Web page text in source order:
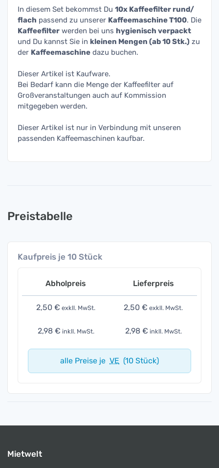
In diesem Set bekommst Du 10x Kaffeefilter rund/
flach passend zu unserer Kaffeemaschine T100. Die
Kaffeefilter werden bei uns hygienisch verpackt
und Du kannst Sie in kleinen Mengen (ab 10 Stk.) zu
der Kaffeemaschine dazu buchen.
Dieser Artikel ist Kaufware.
Bei Bedarf kann die Menge der Kaffeefilter auf
Großveranstaltungen auch auf Kommission
mitgegeben werden.
Dieser Artikel ist nur in Verbindung mit unseren
passenden Kaffeemaschinen kaufbar.
Preistabelle
Kaufpreis je 10 Stück
Abholpreis Lieferpreis
2,50 € exkll. MwSt. 2,50 € exkll. MwSt.
2,98 € inkll. MwSt. 2,98 € inkll. MwSt.
alle Preise je VE (10 Stück)
Mietwelt